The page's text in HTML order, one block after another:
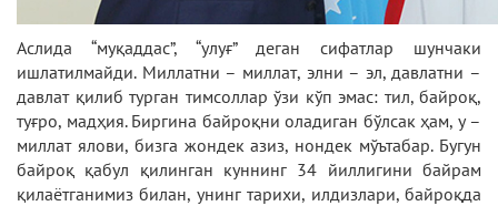
Аслида “муқаддас”, “улуғ” деган сифатлар шунчаки
ишлатилмайди. Миллатни – миллат, элни – эл, давлатни –
давлат қилиб турган тимсоллар ўзи кўп эмас: тил, байроқ,
туғро, мадҳия. Биргина байроқни оладиган бўлсак ҳам, у –
миллат ялови, бизга жондек азиз, нондек мўътабар. Бугун
байроқ қабул қилинган куннинг 34 йиллигини байрам
қилаётганимиз билан, унинг тарихи, илдизлари, байроқда